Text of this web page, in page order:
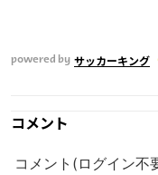
powered by サッカーキング
コメント